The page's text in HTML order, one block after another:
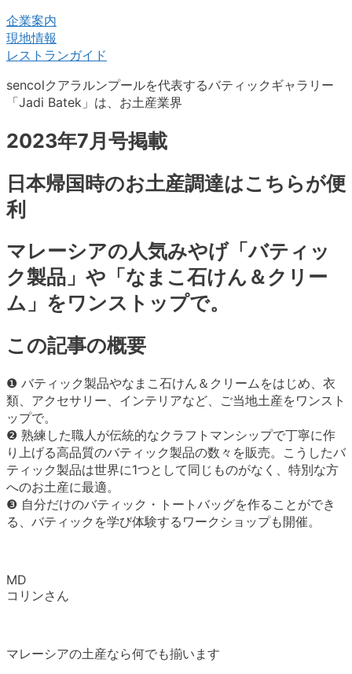
企業案内
現地情報
レストランガイド
sencolクアラルンプールを代表するバティックギャラリー
「Jadi Batek」は、お土産業界
2023年7月号掲載
日本帰国時のお土産調達はこちらが便
利
マレーシアの人気みやげ「バティッ
ク製品」や「なまこ石けん＆クリー
ム」をワンストップで。
この記事の概要
❶ バティック製品やなまこ石けん＆クリームをはじめ、衣
類、アクセサリー、インテリアなど、ご当地土産をワンスト
ップで。
❷ 熟練した職人が伝統的なクラフトマンシップで丁寧に作
り上げる高品質のバティック製品の数々を販売。こうしたバ
ティック製品は世界に1つとして同じものがなく、特別な方
へのお土産に最適。
❸ 自分だけのバティック・トートバッグを作ることができ
る、バティックを学び体験するワークショップも開催。
MD
コリンさん
マレーシアの土産なら何でも揃います